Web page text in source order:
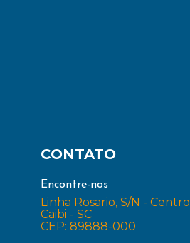
CONTATO
Encontre-nos
Linha Rosario, S/N - Centro
Caibi - SC
CEP: 89888-000